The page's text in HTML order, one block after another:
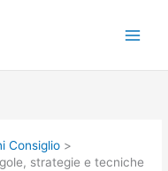
Consiglio
strategie e tecniche